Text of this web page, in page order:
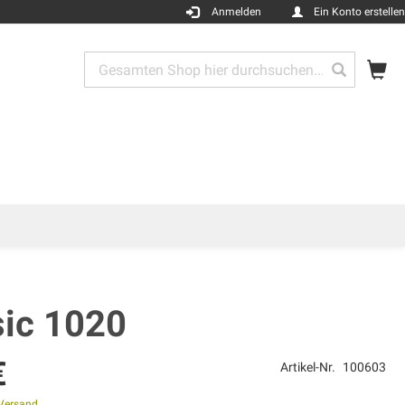
Anmelden Ein Konto erstellen
Search
1020
Artikel-Nr. 100603